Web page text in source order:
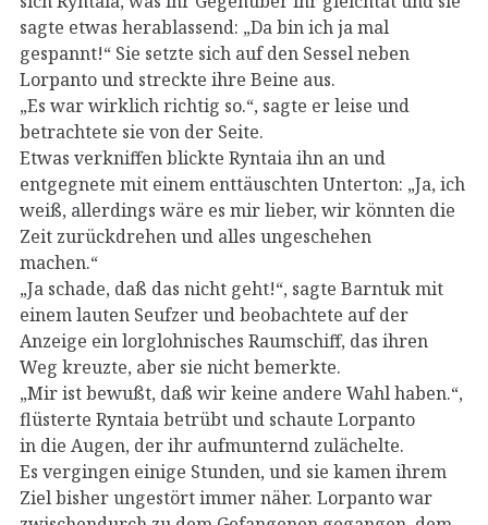
sagte etwas herablassend: „Da bin ich ja mal
gespannt!“ Sie setzte sich auf den Sessel neben
Lorpanto und streckte ihre Beine aus.
„Es war wirklich richtig so.“, sagte er leise und
betrachtete sie von der Seite.
Etwas verkniffen blickte Ryntaia ihn an und
entgegnete mit einem enttäuschten Unterton: „Ja, ich
weiß, allerdings wäre es mir lieber, wir könnten die
Zeit zurückdrehen und alles ungeschehen
machen.“
„Ja schade, daß das nicht geht!“, sagte Barntuk mit
einem lauten Seufzer und beobachtete auf der
Anzeige ein lorglohnisches Raumschiff, das ihren
Weg kreuzte, aber sie nicht bemerkte.
„Mir ist bewußt, daß wir keine andere Wahl haben.“,
flüsterte Ryntaia betrübt und schaute Lorpanto
in die Augen, der ihr aufmunternd zulächelte.
Es vergingen einige Stunden, und sie kamen ihrem
Ziel bisher ungestört immer näher. Lorpanto war